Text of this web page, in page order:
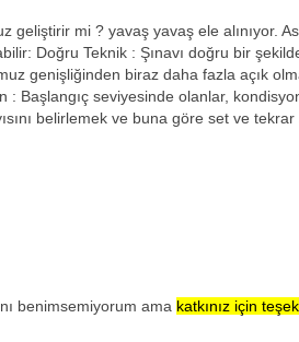
geliştirir mi ? yavaş yavaş ele alınıyor.
Doğru Teknik : Şınavı doğru bir
genişliğinden biraz daha fazla açık
: Başlangıç seviyesinde olanlar,
belirlemek ve buna göre set ve tekrar
benimsemiyorum ama katkınız için